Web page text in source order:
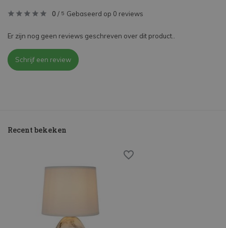
0 / 5 Gebaseerd op 0 reviews
Er zijn nog geen reviews geschreven over dit product..
Schrijf een review
Recent bekeken